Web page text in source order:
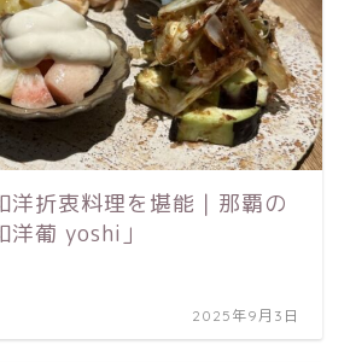
洋折衷料理を堪能｜那覇の
洋葡 yoshi」
2025年9月3日